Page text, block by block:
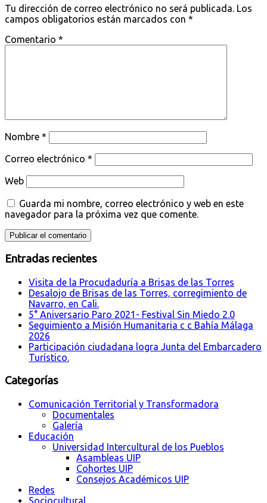
Tu dirección de correo electrónico no será publicada. Los
campos obligatorios están marcados con *
Comentario *
Nombre *
Correo electrónico *
Web
Guarda mi nombre, correo electrónico y web en este
navegador para la próxima vez que comente.
Entradas recientes
Visita de la Procudaduría a Brisas de las Torres
Desalojo de Brisas de las Torres, corregimiento de
Navarro, en Cali.
5° Aniversario Paro 2021- Festival Sin Miedo 2.0
Seguimiento a Misión Humanitaria c c Bahía Málaga
2026
Participación ciudadana logra Junta del Embarcadero
Turístico.
Categorías
Comunicación Territorial y Transformadora
Documentales
Galería
Educación
Universidad Intercultural de los Pueblos
Asambleas UIP
Cohortes UIP
Consejos Académicos UIP
Redes
Sociocultural